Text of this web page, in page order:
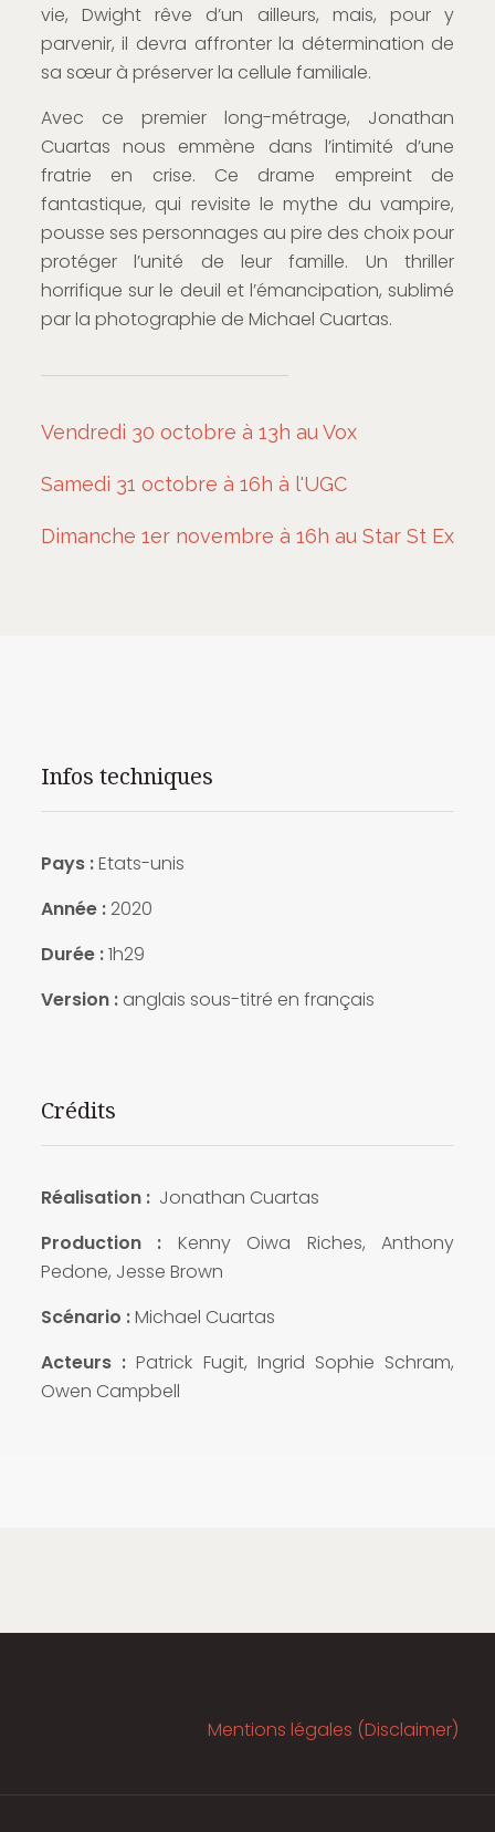
vie, Dwight rêve d’un ailleurs, mais, pour y
parvenir, il devra affronter la détermination de
sa sœur à préserver la cellule familiale.
Avec ce premier long-métrage, Jonathan
Cuartas nous emmène dans l’intimité d’une
fratrie en crise. Ce drame empreint de
fantastique, qui revisite le mythe du vampire,
pousse ses personnages au pire des choix pour
protéger l’unité de leur famille. Un thriller
horrifique sur le deuil et l’émancipation, sublimé
par la photographie de Michael Cuartas.
Vendredi 30 octobre à 13h au Vox
Samedi 31 octobre à 16h à l'UGC
Dimanche 1er novembre à 16h au Star St Ex
Infos techniques
Pays :Etats-unis
Année :2020
Durée :1h29
Version :anglais sous-titré en français
Crédits
Réalisation :Jonathan Cuartas
Production : Kenny Oiwa Riches, Anthony
Pedone, Jesse Brown
Scénario :Michael Cuartas
Acteurs : Patrick Fugit, Ingrid Sophie Schram,
Owen Campbell
Mentions légales (Disclaimer)